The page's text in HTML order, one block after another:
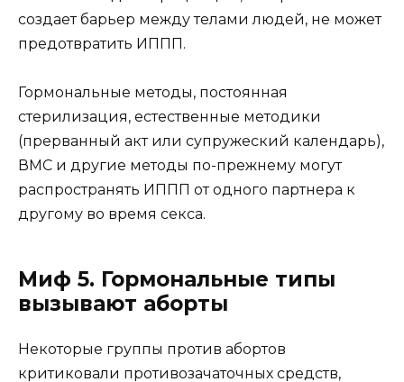
создает барьер между телами людей, не может
предотвратить ИППП.
Гормональные методы, постоянная
стерилизация, естественные методики
(прерванный акт или супружеский календарь),
ВМС и другие методы по-прежнему могут
распространять ИППП от одного партнера к
другому во время секса.
Миф 5. Гормональные типы
вызывают аборты
Некоторые группы против абортов
критиковали противозачаточных средств,